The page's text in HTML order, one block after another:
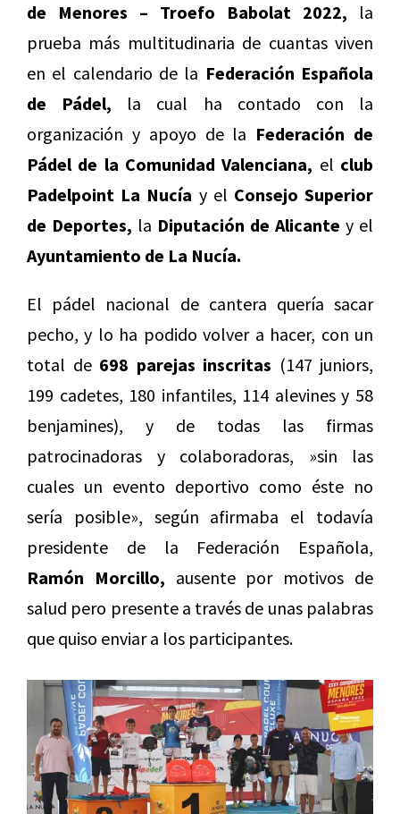
de Menores – Troefo Babolat 2022, la
prueba más multitudinaria de cuantas viven
en el calendario de la Federación Española
de Pádel, la cual ha contado con la
organización y apoyo de la Federación de
Pádel de la Comunidad Valenciana, el club
Padelpoint La Nucía y el Consejo Superior
de Deportes, la Diputación de Alicante y el
Ayuntamiento de La Nucía.
El pádel nacional de cantera quería sacar
pecho, y lo ha podido volver a hacer, con un
total de 698 parejas inscritas (147 juniors,
199 cadetes, 180 infantiles, 114 alevines y 58
benjamines), y de todas las firmas
patrocinadoras y colaboradoras, »sin las
cuales un evento deportivo como éste no
sería posible», según afirmaba el todavía
presidente de la Federación Española,
Ramón Morcillo, ausente por motivos de
salud pero presente a través de unas palabras
que quiso enviar a los participantes.